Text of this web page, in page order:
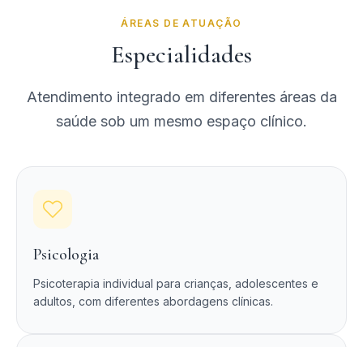
ÁREAS DE ATUAÇÃO
Especialidades
Atendimento integrado em diferentes áreas da
saúde sob um mesmo espaço clínico.
Psicologia
Psicoterapia individual para crianças, adolescentes e
adultos, com diferentes abordagens clínicas.